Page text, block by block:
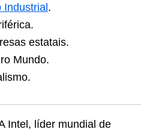
Industrial .
estatais.
Mundo.
Intel, líder mundial de